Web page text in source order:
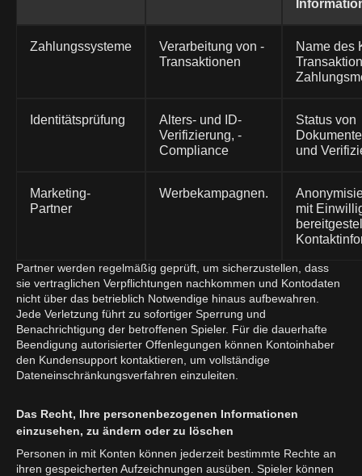
Zahlungssysteme
Verarbeitung von -
Transaktionen
Name des
Identitätsprüfung
Alters- und ID-
Verifizierung, -
Compliance
Status von
und
Marketing-
Partner
Werbekampagnen.
mit
Partner werden regelmäßig geprüft, um sicherzustellen, dass
sie vertraglichen Verpflichtungen nachkommen und Kontodaten
nicht über das betrieblich Notwendige hinaus aufbewahren.
Jede Verletzung führt zu sofortiger Sperrung und
Benachrichtigung der betroffenen Spieler. Für die dauerhafte
Beendigung autorisierter Offenlegungen können Kontoinhaber
den Kundensupport kontaktieren, um vollständige
Dateneinschränkungsverfahren einzuleiten.
Das Recht, Ihre personenbezogenen Informationen
einzusehen, zu ändern oder zu löschen
Personen in mit Konten können jederzeit bestimmte Rechte an
ihren gespeicherten Aufzeichnungen ausüben. Spieler können